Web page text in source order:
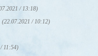
/ 13:18)
(22.07.2021 / 10:12)
11:54)